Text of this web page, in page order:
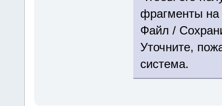
фрагменты на
Файл /
Уточните,
система.